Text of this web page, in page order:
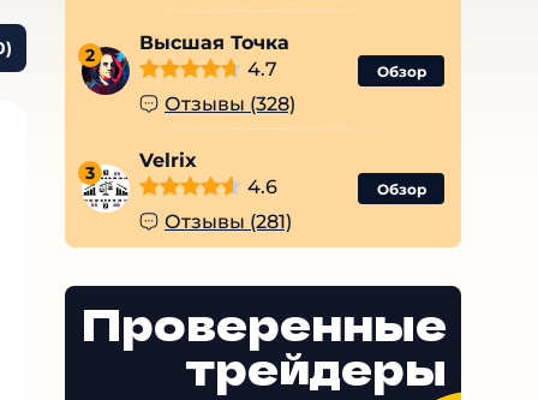
2
Высшая Точка
4.7
Отзывы (328)
Обзор
3
Velrix
4.6
Отзывы (281)
Обзор
Проверенные
трейдеры